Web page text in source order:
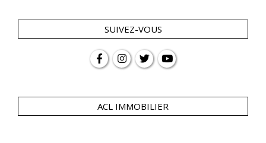
SUIVEZ-VOUS
ACL IMMOBILIER